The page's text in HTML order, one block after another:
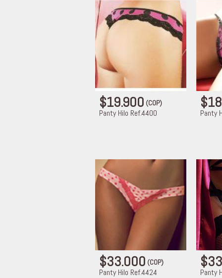
$19.900(COP)
Panty Hilo Ref.4400 Panty
$33.000(COP)
Panty Hilo Ref.4424 Panty